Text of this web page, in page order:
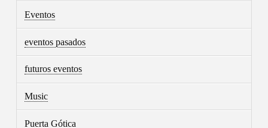
Eventos
eventos pasados
futuros eventos
Music
Puerta Gótica